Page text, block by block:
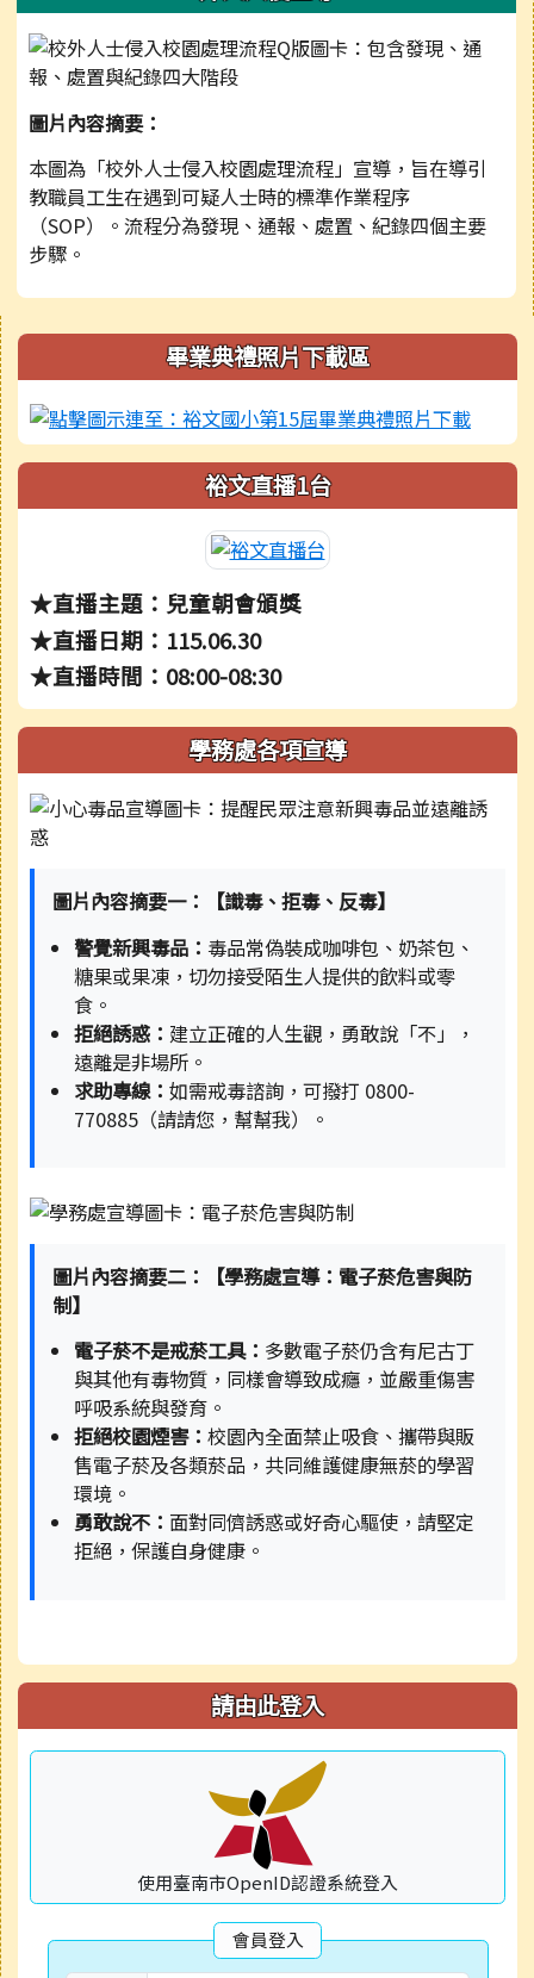
圖片內容摘要：
本圖為「校外人士侵入校園處理流程」宣導，旨在導引
教職員工生在遇到可疑人士時的標準作業程序
（SOP）。流程分為發現、通報、處置、紀錄四個主要
步驟。
右邊區域內容畢業典禮照片下載區
裕文直播1台
★直播主題：兒童朝會頒獎
★直播日期：115.06.30
★直播時間：08:00-08:30
學務處各項宣導
圖片內容摘要一：【識毒、拒毒、反毒】
警覺新興毒品： 毒品常偽裝成咖啡包、奶茶包、
糖果或果凍，切勿接受陌生人提供的飲料或零
食。
拒絕誘惑： 建立正確的人生觀，勇敢說「不」，
遠離是非場所。
求助專線：如需戒毒諮詢，可撥打 0800-
770885（請請您，幫幫我）。
圖片內容摘要二：【學務處宣導：電子菸危害與防
制】
電子菸不是戒菸工具： 多數電子菸仍含有尼古丁
與其他有毒物質，同樣會導致成癮，並嚴重傷害
呼吸系統與發育。
拒絕校園煙害：校園內全面禁止吸食、攜帶與販
售電子菸及各類菸品，共同維護健康無菸的學習
環境。
勇敢說不： 面對同儕誘惑或好奇心驅使，請堅定
拒絕，保護自身健康。
請由此登入
使用臺南市OpenID認證系統登入
會員登入